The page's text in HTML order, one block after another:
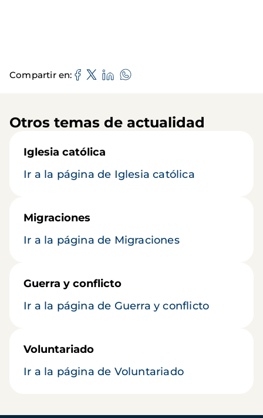
Compartir en
Otros temas de actualidad
Iglesia católica
Ir a la página de Iglesia católica
Migraciones
Ir a la página de Migraciones
Guerra y conflicto
Ir a la página de Guerra y conflicto
Voluntariado
Ir a la página de Voluntariado